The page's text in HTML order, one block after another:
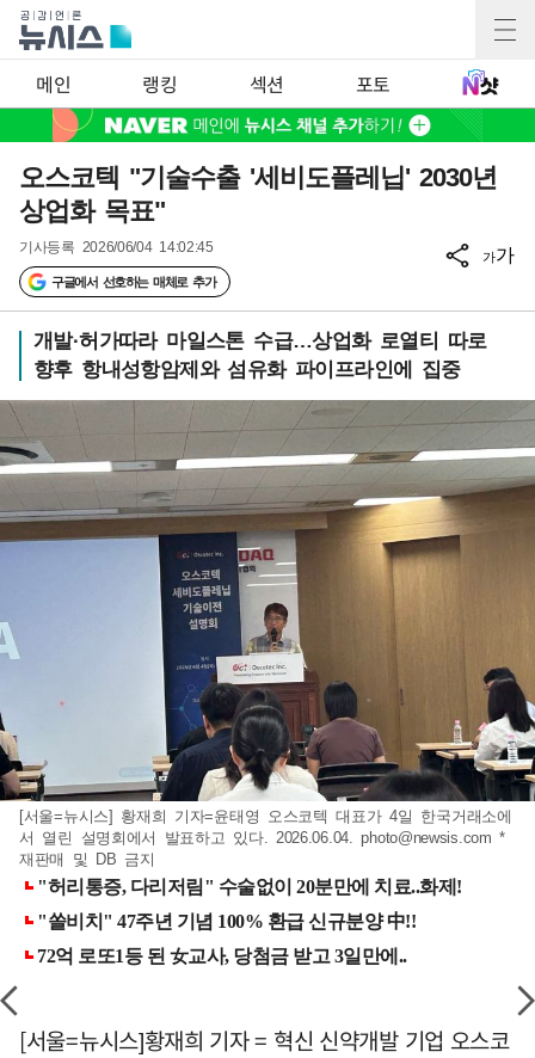
메인 랭킹 섹션 포토
오스코텍 "기술수출 '세비도플레닙' 2030년
상업화 목표"
기사등록 2026/06/04 14:02:45
구글에서 선호하는 매체로 추가
가가
개발·허가따라 마일스톤 수급…상업화 로열티 따로
향후 항내성항암제와 섬유화 파이프라인에 집중
[서울=뉴시스] 황재희 기자=윤태영 오스코텍 대표가 4일 한국거래소에
서 열린 설명회에서 발표하고 있다. 2026.06.04.photo@newsis.com *
재판매 및 DB 금지
[서울=뉴시스]황재희 기자 = 혁신 신약개발 기업 오스코